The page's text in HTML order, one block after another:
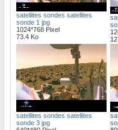
satellites sondes satellites
sonde 1 jpg
1024*768 Pixel
73.4 Ko
satellites sondes satellites
sonde 3 jpg